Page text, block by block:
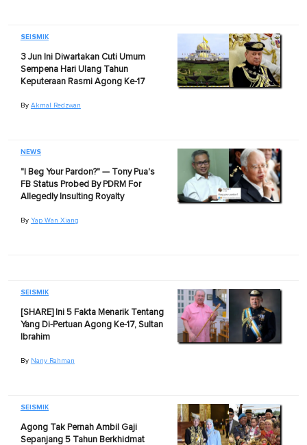
SEISMIK
3 Jun Ini Diwartakan Cuti Umum
Sempena Hari Ulang Tahun
Keputeraan Rasmi Agong Ke-17
By Akmal Redzwan
NEWS
"I Beg Your Pardon?" — Tony Pua's
FB Status Probed By PDRM For
Allegedly Insulting Royalty
By Yap Wan Xiang
SEISMIK
[SHARE] Ini 5 Fakta Menarik Tentang
Yang Di-Pertuan Agong Ke-17, Sultan
Ibrahim
By Nany Rahman
SEISMIK
Agong Tak Pernah Ambil Gaji
Sepanjang 5 Tahun Berkhidmat